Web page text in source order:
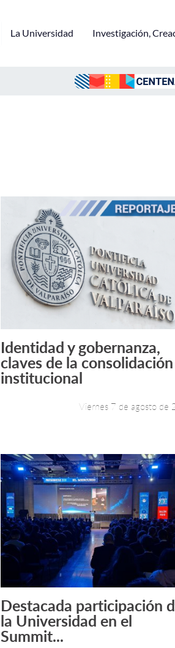
La Universidad Investigación,
Leer más +
Identidad y gobernanza,
claves de la consolidación
institucional
Viernes 7 de agosto de
Leer más
Destacada participación
la Universidad en el
Summit...